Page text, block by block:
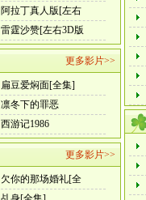
阿拉丁真人版[左右
雷霆沙赞[左右3D版
更多影片>>
扁豆爱焖面[全集]
凛冬下的罪恶
西游记1986
更多影片>>
欠你的那场婚礼[全